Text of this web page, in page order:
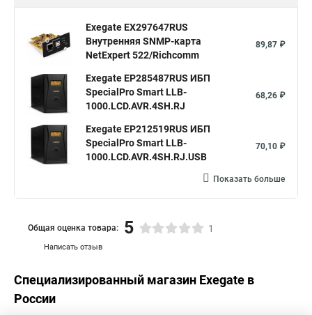
Exegate EX297647RUS
Внутренняя SNMP-карта
NetExpert 522/Richcomm
89,87 ₽
Exegate EP285487RUS ИБП
SpecialPro Smart LLB-
1000.LCD.AVR.4SH.RJ
68,26 ₽
Exegate EP212519RUS ИБП
SpecialPro Smart LLB-
1000.LCD.AVR.4SH.RJ.USB
70,10 ₽
Показать больше
Написать отзыв
Общая оценка товара: 5 1
Специализированный магазин Exegate в
России